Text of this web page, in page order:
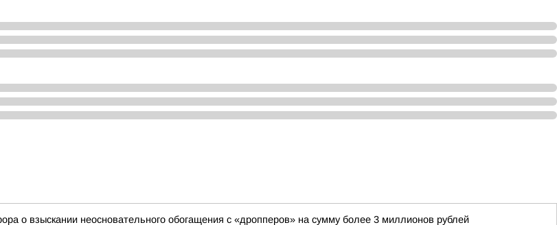
о взыскании неосновательного обогащения с «дропперов» на сумму более 3 миллионов рублей